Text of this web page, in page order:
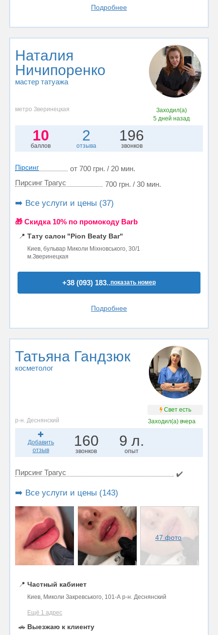
Подробнее
Наталия
Ничипоренко
мастер татуажа
метро Зверинецкая
Заходил(а)
5 дней назад
10
баллов
2
отзыва
196
звонков
Пірсинг
от 700 грн. / 20 мин.
Пирсинг Трагус
700 грн. / 30 мин.
➡️ Все услуги и цены (37)
🎁 Cкидка 10% по промокоду Barb
📍 Тату салон "Pion Beaty Bar"
Киев, бульвар Миколи Міхновського, 30/1
м.Зверинецкая
+38 (093) 183..показать номер
Подробнее
Татьяна Гандзюк
косметолог
Свет есть
р-н. Деснянский
Заходил(а) вчера
Добавить
отзыв
160
звонков
9 л.
опыт
Пирсинг Трагус ✔️
➡️ Все услуги и цены (143)
47 фото
📍 Частный кабинет
Киев, Миколи Закревського, 101-А р-н. Деснянский
Ещё 1 адрес
🚗 Выезжаю к клиенту